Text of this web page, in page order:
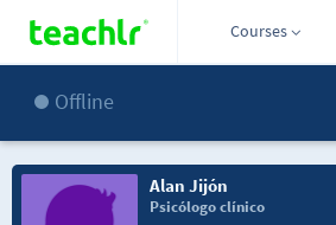
Courses
Offline
Alan Jijón
Psicólogo clínico